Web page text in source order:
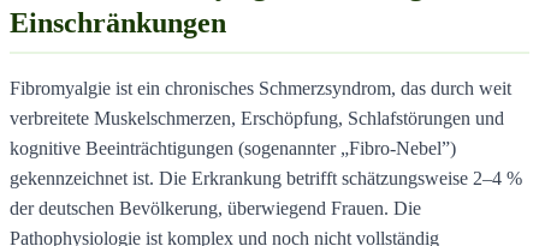
Einschränkungen
Fibromyalgie ist ein chronisches Schmerzsyndrom, das durch weit
verbreitete Muskelschmerzen, Erschöpfung, Schlafstörungen und
kognitive Beeinträchtigungen (sogenannter „Fibro-Nebel”)
gekennzeichnet ist. Die Erkrankung betrifft schätzungsweise 2–4 %
der deutschen Bevölkerung, überwiegend Frauen. Die
Pathophysiologie ist komplex und noch nicht vollständig